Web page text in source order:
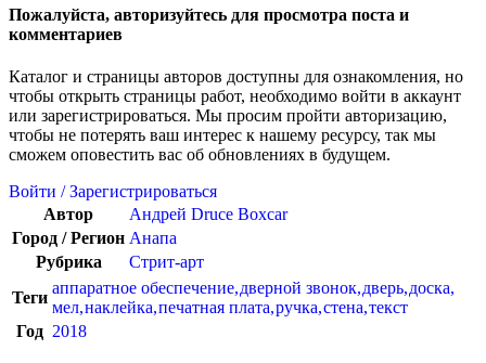
Пожалуйста, авторизуйтесь для просмотра поста и
комментариев
Каталог и страницы авторов доступны для ознакомления, но
чтобы открыть страницы работ, необходимо войти в аккаунт
или зарегистрироваться. Мы просим пройти авторизацию,
чтобы не потерять ваш интерес к нашему ресурсу, так мы
сможем оповестить вас об обновлениях в будущем.
Войти / Зарегистрироваться
Автор
Андрей Druce Boxcar
Город / Регион Анапа
Рубрика
Стрит-арт
Теги
аппаратное обеспечение,дверной звонок,дверь,доска,
мел,наклейка,печатная плата,ручка,стена,текст
Год 2018